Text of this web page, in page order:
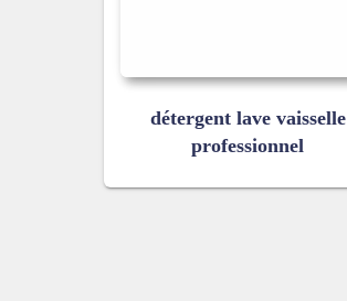
détergent lave vaisselle
professionnel